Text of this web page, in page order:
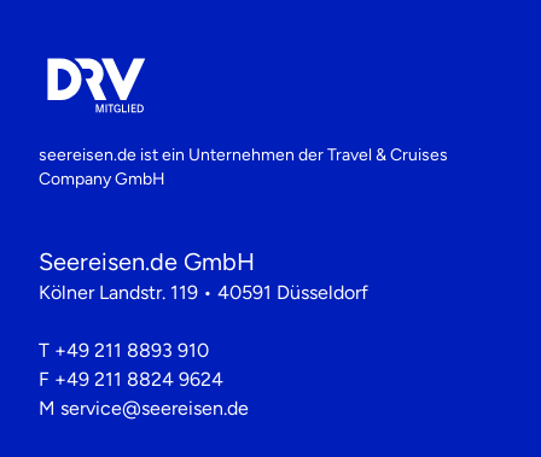
seereisen.de ist ein Unternehmen derTravel & Cruises
Company GmbH
Seereisen.de GmbH
Kölner Landstr. 119 • 40591 Düsseldorf
T +49 211 8893 910
F +49 211 8824 9624
M service@seereisen.de